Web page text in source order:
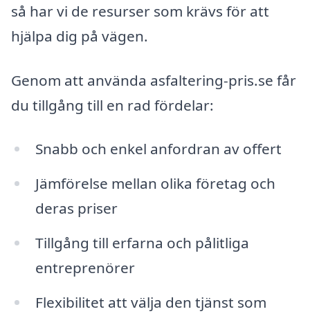
så har vi de resurser som krävs för att
hjälpa dig på vägen.
Genom att använda asfaltering-pris.se får
du tillgång till en rad fördelar:
Snabb och enkel anfordran av offert
Jämförelse mellan olika företag och
deras priser
Tillgång till erfarna och pålitliga
entreprenörer
Flexibilitet att välja den tjänst som